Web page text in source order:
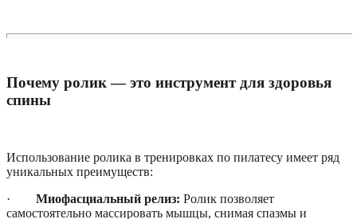
Почему ролик — это инструмент для здоровья
спины
Использование ролика в тренировках по пилатесу имеет ряд
уникальных преимуществ:
· Миофасциальный релиз: Ролик позволяет
самостоятельно массировать мышцы, снимая спазмы и